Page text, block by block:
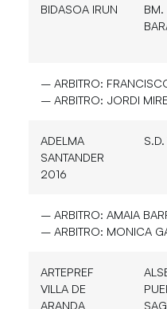
BIDASOA IRUN
BM.
– ARBITRO:
– ARBITRO: JORDI
ADELMA
SANTANDER
2016
– ARBITRO: AMAIA
– ARBITRO: MONICA
ARTEPREF
VILLA DE
ARANDA